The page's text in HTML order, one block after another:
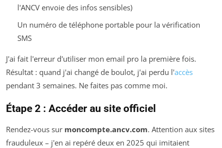
l'ANCV envoie des infos sensibles)
Un numéro de téléphone portable pour la vérification
SMS
J'ai fait l'erreur d'utiliser mon email pro la première fois.
Résultat : quand j'ai changé de boulot, j'ai perdu l'accès
pendant 3 semaines. Ne faites pas comme moi.
Étape 2 : Accéder au site officiel
Rendez-vous sur moncompte.ancv.com. Attention aux sites
frauduleux – j'en ai repéré deux en 2025 qui imitaient